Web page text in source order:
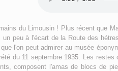
du Limousin ! Plus récent que
un peu à l'écart de la Route des
l'on peut admirer au musée
du 11 septembre 1935. Les
composent l'amas de blocs de